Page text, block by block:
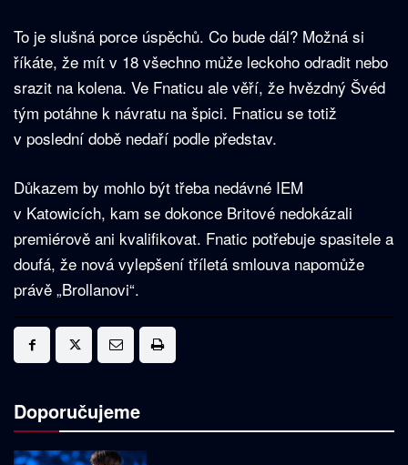
To je slušná porce úspěchů. Co bude dál? Možná si
říkáte, že mít v 18 všechno může leckoho odradit nebo
srazit na kolena. Ve Fnaticu ale věří, že hvězdný Švéd
tým potáhne k návratu na špici. Fnaticu se totiž
v poslední době nedaří podle představ.
Důkazem by mohlo být třeba nedávné IEM
v Katowicích, kam se dokonce Britové nedokázali
premiérově ani kvalifikovat. Fnatic potřebuje spasitele a
doufá, že nová vylepšení tříletá smlouva napomůže
právě „Brollanovi“.
Doporučujeme